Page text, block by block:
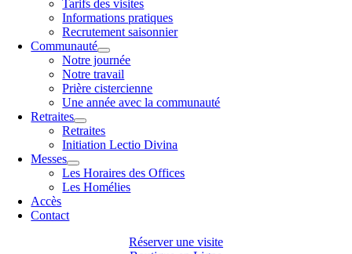
Tarifs des visites
Informations pratiques
Recrutement saisonnier
Communauté
Notre journée
Notre travail
Prière cistercienne
Une année avec la communauté
Retraites
Retraites
Initiation Lectio Divina
Messes
Les Horaires des Offices
Les Homélies
Accès
Contact
Réserver une visite